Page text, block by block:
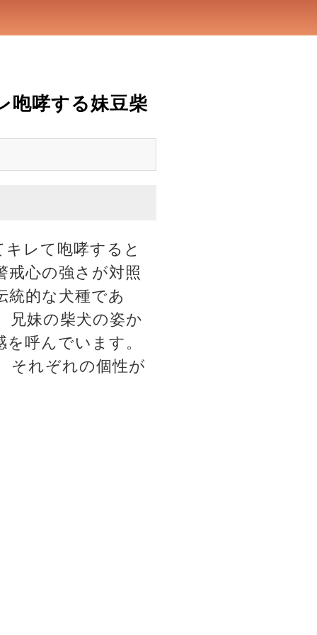
咆哮する妹豆柴
レて咆哮すると
戒心の強さが対照
統的な犬種であ
兄妹の柴犬の姿か
呼んでいます。
それぞれの個性が